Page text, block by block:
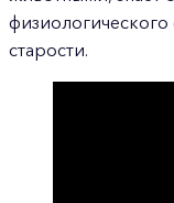
старости.